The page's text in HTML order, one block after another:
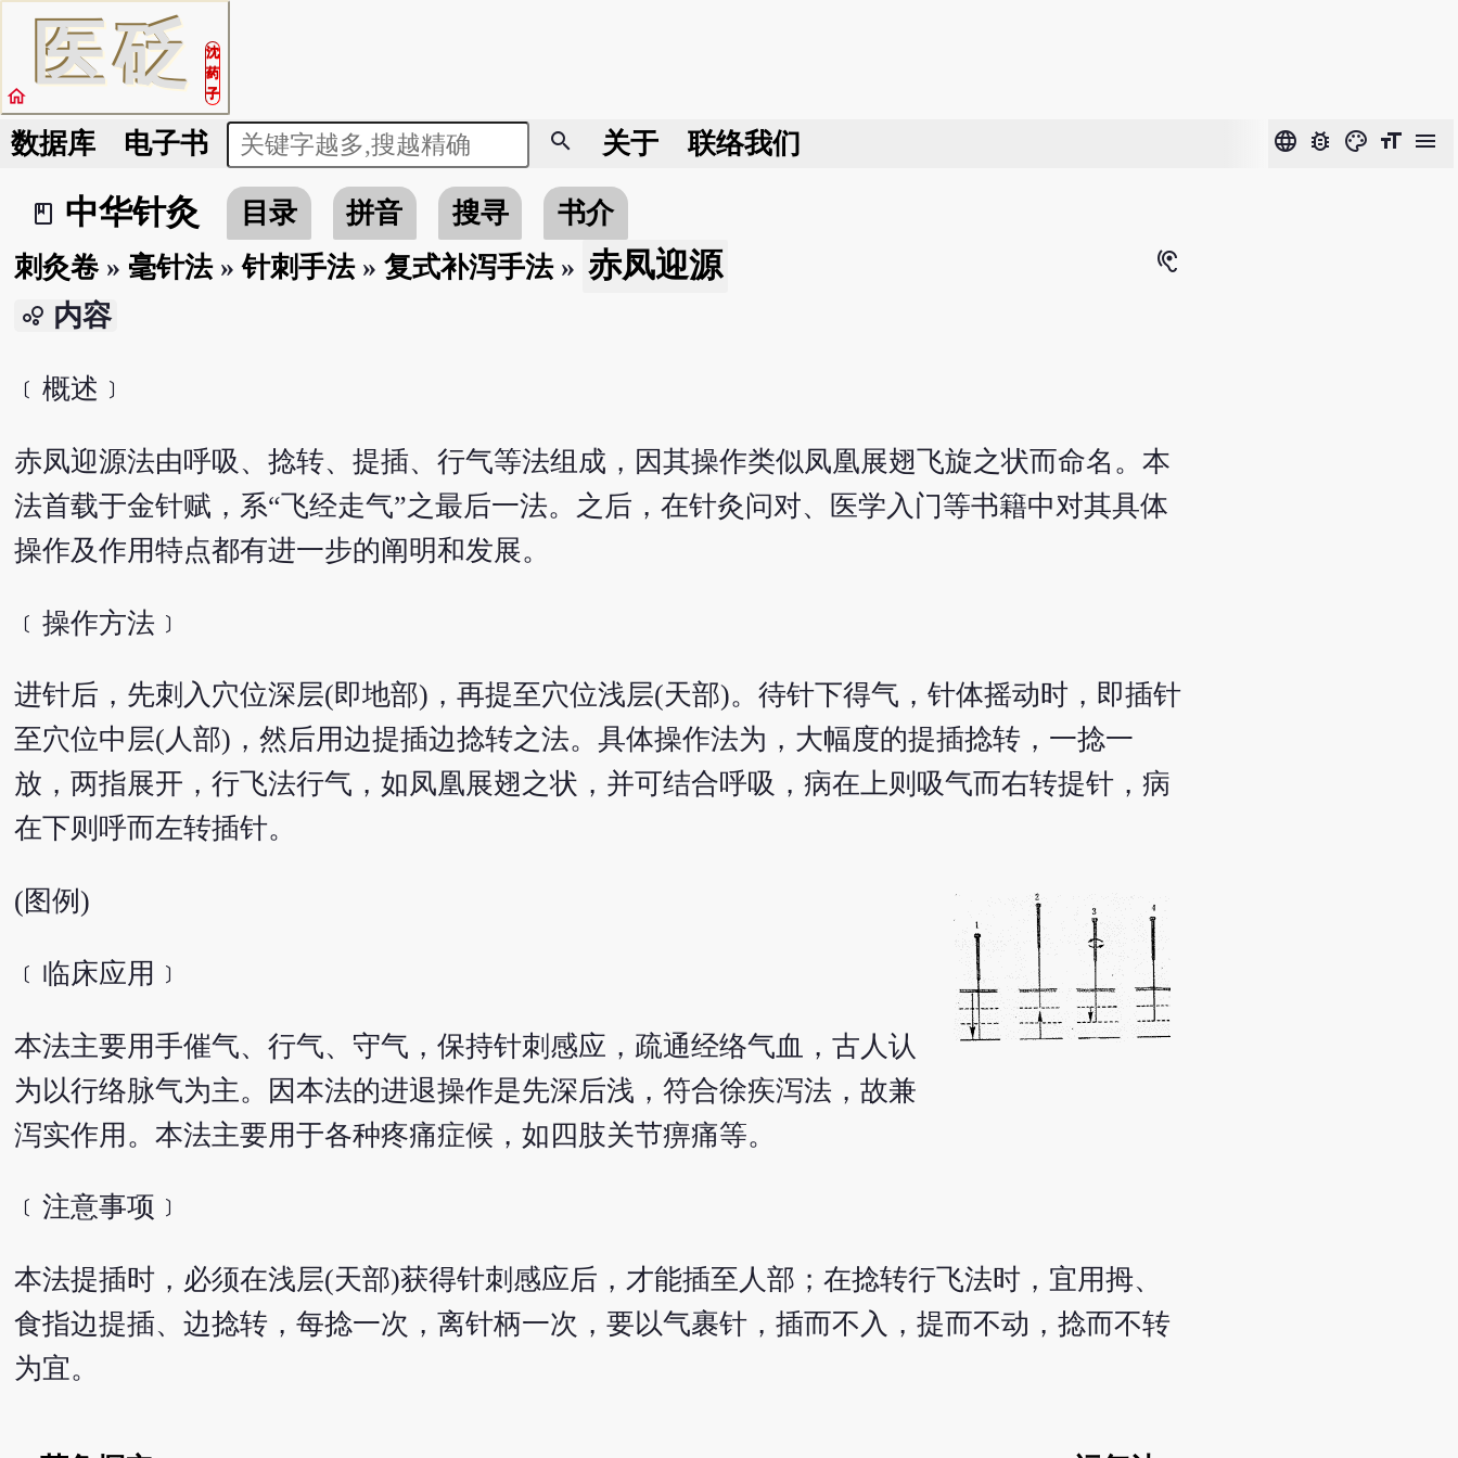
医砭
沈
药
子
home
数据库 电子书 search 关于 联络我们 language bug_report color_lens format_size menu
book_2
中华针灸 目录 拼音 搜寻
书介
刺灸卷» 毫针法»针刺手法» 复式补泻手法» 赤凤迎源 hearing
bubble_chart 内容
﹝概述﹞
赤凤迎源法由呼吸、捻转、提插、行气等法组成，因其操作类似凤凰展翅飞旋之状而命名。本
法首载于金针赋，系“飞经走气”之最后一法。之后，在针灸问对、医学入门等书籍中对其具体
操作及作用特点都有进一步的阐明和发展。
﹝操作方法﹞
进针后，先刺入穴位深层(即地部)，再提至穴位浅层(天部)。待针下得气，针体摇动时，即插针
至穴位中层(人部)，然后用边提插边捻转之法。具体操作法为，大幅度的提插捻转，一捻一
放，两指展开，行飞法行气，如凤凰展翅之状，并可结合呼吸，病在上则吸气而右转提针，病
在下则呼而左转插针。
(图例)
﹝临床应用﹞
本法主要用手催气、行气、守气，保持针刺感应，疏通经络气血，古人认
为以行络脉气为主。因本法的进退操作是先深后浅，符合徐疾泻法，故兼
泻实作用。本法主要用于各种疼痛症候，如四肢关节痹痛等。
﹝注意事项﹞
本法提插时，必须在浅层(天部)获得针刺感应后，才能插至人部；在捻转行飞法时，宜用拇、
食指边提插、边捻转，每捻一次，离针柄一次，要以气裹针，插而不入，提而不动，捻而不转
为宜。